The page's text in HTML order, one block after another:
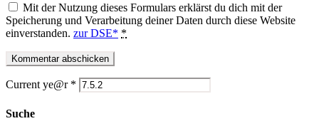
Mit der Nutzung dieses Formulars erklärst du dich mit der
Speicherung und Verarbeitung deiner Daten durch diese Website
einverstanden. zur DSE* *
Current ye@r *
Suche